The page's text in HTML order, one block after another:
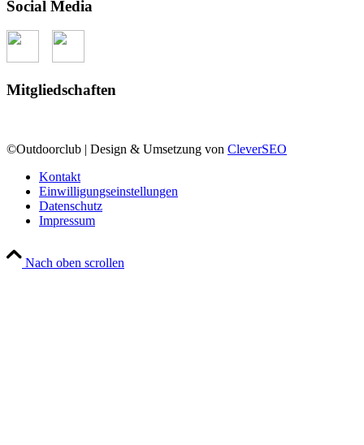
Social Media
Mitgliedschaften
©Outdoorclub | Design & Umsetzung von CleverSEO
Kontakt
Einwilligungseinstellungen
Datenschutz
Impressum
Nach oben scrollen